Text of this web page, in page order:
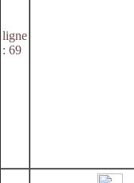
ligne
: 69